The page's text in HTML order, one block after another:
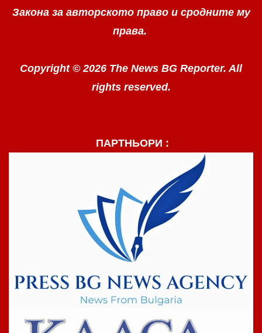
Закона за авторското право и сродните му
права.
Copyright © 2026 The News BG Reporter. All
rights reserved.
ПАРТНЬОРИ :